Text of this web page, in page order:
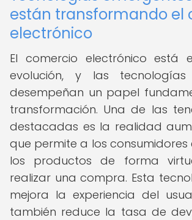
están transformando el
electrónico
El comercio electrónico está
evolución, y las tecnologías
desempeñan un papel
transformación. Una de las
destacadas es la realidad
que permite a los consumidores
los productos de forma
realizar una compra. Esta
mejora la experiencia del
también reduce la tasa de